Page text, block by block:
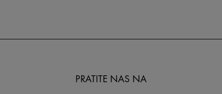
PRATITE NAS NA